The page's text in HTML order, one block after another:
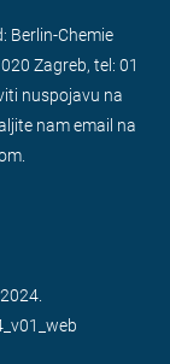
Berlin-Chemie
Zagreb, tel: 01
nuspojavu na
nam email na